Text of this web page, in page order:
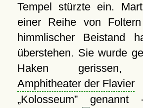
Tempel stürzte ein.
einer Reihe von Foltern
himmlischer Beistand
überstehen. Sie wurde
Haken
Amphitheater der Flavier
Kolosseum genannt